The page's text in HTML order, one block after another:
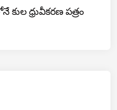
ధ్రువీకరణ పత్రం